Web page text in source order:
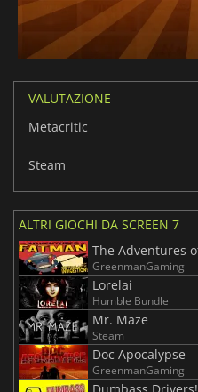
VALUTAZIONE
Metacritic
Steam
ALTRI GIOCHI DA SCREEN 7
GreenmanGaming
Lorelai
Humble Bundle
Mr. Maze
Steam
Doc Apocalypse
GreenmanGaming